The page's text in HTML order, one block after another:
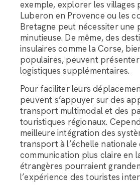
exemple, explorer les villages
Luberon en Provence ou les
Bretagne peut nécessiter une
minutieuse. De même, des
insulaires comme la Corse,
populaires, peuvent
logistiques supplémentaires.
Pour faciliter leurs
peuvent s’appuyer sur des
transport multimodal et des
touristiques régionaux.
meilleure intégration des
transport à l’échelle nationale
communication plus claire en
étrangères pourraient
l’expérience des touristes